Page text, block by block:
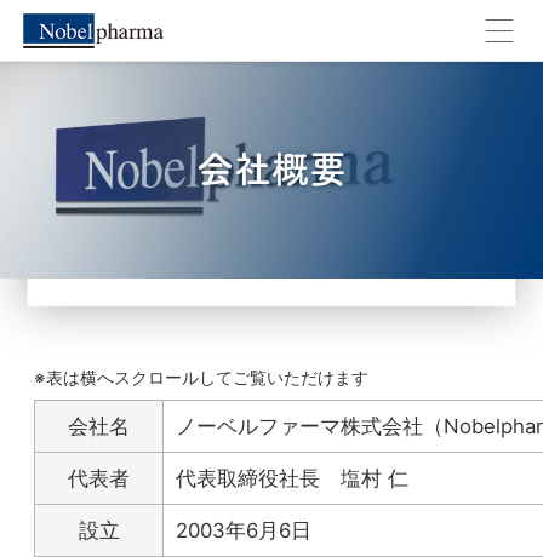
外部のページへ移動します。よろしいですか？
会社概要
会社名 ノーベルファーマ株式会社（
代表者 代表取締役社長 塩村 仁
設立 2003年6月6日